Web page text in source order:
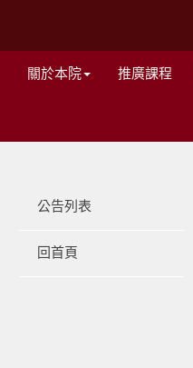
關於本院 推廣課程
公告列表
回首頁